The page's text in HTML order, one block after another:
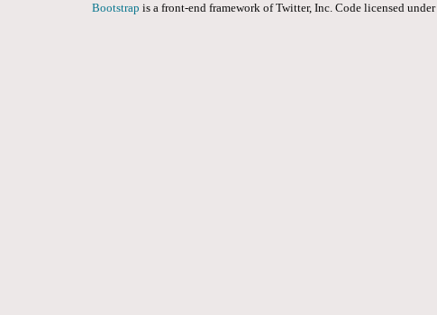
Bootstrap is a front-end framework of Twitter, Inc. Code licensed under